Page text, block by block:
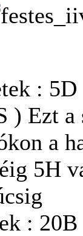
:
) Ezt
a
5H
: